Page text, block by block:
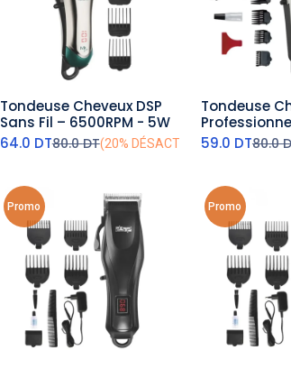
ajouter au panier
Tondeuse Cheveux DSP
Sans Fil – 6500RPM - 5W
64.0 DT80.0DT(20% DÉSACTIVÉ)
ajouter
Tondeuse
Sans Fil – 5W
59.0 DT80.0
Promo Promo